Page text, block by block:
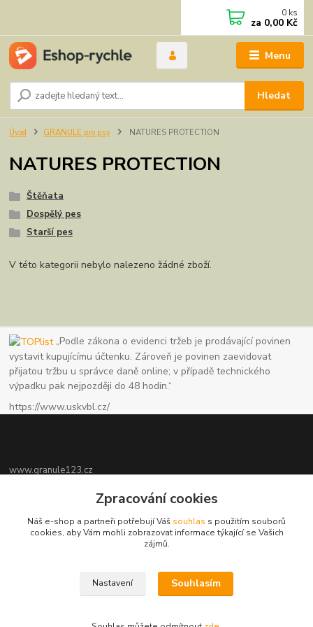
Menu
Hledat
0 ks
za 0,00 Kč
Úvod GRANULE pro psy NATURES PROTECTION
NATURES PROTECTION
Štěňata
Dospělý pes
Starší pes
V této kategorii nebylo nalezeno žádné zboží.
„Podle zákona o evidenci tržeb je prodávající povinen
vystavit kupujícímu účtenku. Zároveň je povinen zaevidovat
přijatou tržbu u správce daně online; v případě technického
výpadku pak nejpozději do 48 hodin.“
https://www.uskvbl.cz/
www.granule123.cz
+420775964988
Ut - Pá 8:30 - 16:30, So 8:30 - 11:00
Zpracování cookies
Náš e-shop a partneři potřebují Váš souhlas s použitím souborů
cookies, aby Vám mohli zobrazovat informace týkající se Vašich
zájmů.
Nastavení Souhlasím